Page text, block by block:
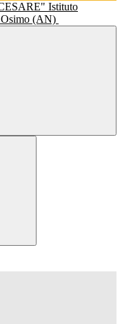
Istituto
Osimo (AN)